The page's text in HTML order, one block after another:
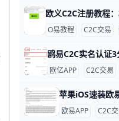
O易教程 C2C交易
欧亿APP C2C交易
欧易APP C2C